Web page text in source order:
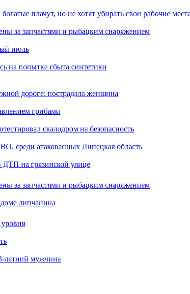
плачут, но не хотят убирать свои рабочие места
за запчастями и рыбацким снаряжением
июль
на попытке сбыта синтетики
дороге: пострадала женщина
грибами
скалодром на безопасность
среди атакованных Липецкая область
ДТП на грязинской улице
за запчастями и рыбацким снаряжением
липчанина
летний мужчина